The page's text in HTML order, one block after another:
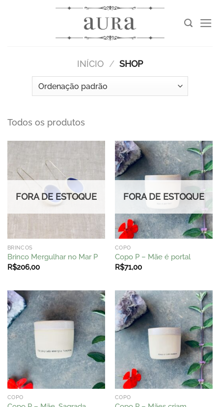
INÍCIO / SHOP
Todos os produtos
FORA DE ESTOQUE
BRINCOS
Brinco Mergulhar no Mar P
R$206,00
FORA DE ESTOQUE
COPO
Copo P – Mãe é portal
R$71,00
COPO COPO